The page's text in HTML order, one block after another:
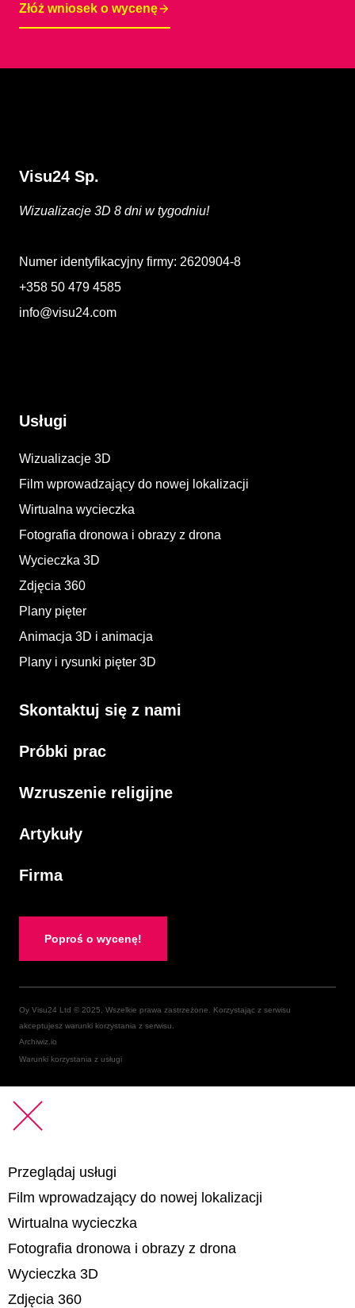
Złóż wniosek o wycenę
Visu24 Sp.
Wizualizacje 3D 8 dni w tygodniu!
Numer identyfikacyjny firmy: 2620904-8
+358 50 479 4585
info@visu24.com
Usługi
Wizualizacje 3D
Film wprowadzający do nowej lokalizacji
Wirtualna wycieczka
Fotografia dronowa i obrazy z drona
Wycieczka 3D
Zdjęcia 360
Plany pięter
Animacja 3D i animacja​
Plany i rysunki pięter 3D​
Skontaktuj się z nami
Próbki prac
Wzruszenie religijne
Artykuły
Firma
Poproś o wycenę!
Oy Visu24 Ltd © 2025, Wszelkie prawa zastrzeżone. Korzystając z serwisu
akceptujesz warunki korzystania z serwisu.
Archiwiz.io
Warunki korzystania z usługi
Przeglądaj usługi
Film wprowadzający do nowej lokalizacji
Wirtualna wycieczka
Fotografia dronowa i obrazy z drona
Wycieczka 3D
Zdjęcia 360